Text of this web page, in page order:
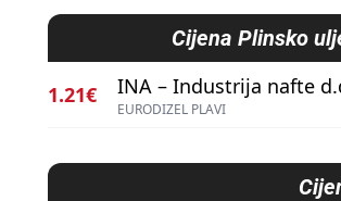
Cijena Plinsko
1.21€ INA – Industrija nafte
EURODIZEL PLAVI